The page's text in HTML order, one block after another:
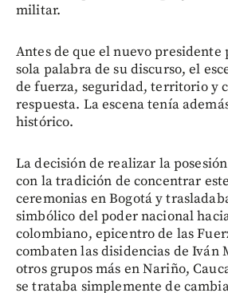
militar.
Antes de que el nuevo
sola palabra de su discurso, el
de fuerza, seguridad, territorio y
respuesta. La escena tenía
histórico.
La decisión de realizar la
con la tradición de concentrar
ceremonias en Bogotá y
simbólico del poder nacional
colombiano, epicentro de las
combaten las disidencias de Iván
otros grupos más en Nariño,
se trataba simplemente de